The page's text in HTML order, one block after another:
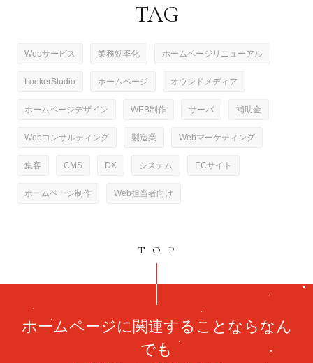
TAG
Webサービス 業務効率化 ホームページリニューアル
LookerStudio ホームページ オウンドメディア
ホームページデザイン WEB制作 サーバ 補助金
Webコンサルティング 製造業 Webマーケティング
集客 CMS DX システム ECサイト
ホームページ制作 Web担当者向け
TOP
ホームページに関連することならなん
でも